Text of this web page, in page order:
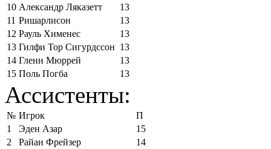
10 Александр Ляказетт
13
11 Ришарлисон
13
12 Рауль Хименес
13
13 Гилфи Тор Сигурдссон 13
14 Гленн Мюррей
13
15 Поль Погба 13
Ассистенты:
№ Игрок
П
1
Эден Азар
15
2
Райан Фрейзер
14